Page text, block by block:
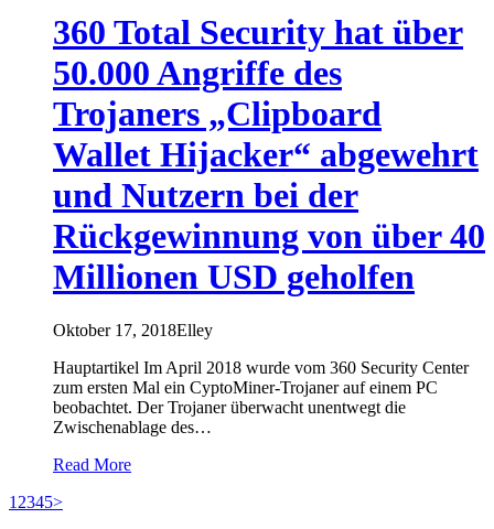
360 Total Security hat über
50.000 Angriffe des
Trojaners „Clipboard
Wallet Hijacker“ abgewehrt
und Nutzern bei der
Rückgewinnung von über 40
Millionen USD geholfen
Oktober 17, 2018Elley
Hauptartikel Im April 2018 wurde vom 360 ​Security Center
zum ersten Mal ein CyptoMiner-Trojaner auf einem PC
beobachtet. Der Trojaner überwacht unentwegt die
Zwischenablage des…
Read More
1 2345>